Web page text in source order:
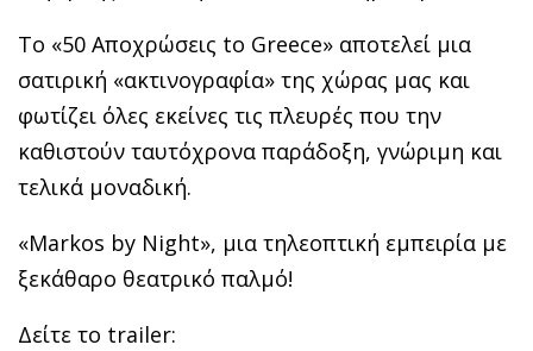
Το «50 Αποχρώσεις to Greece» αποτελεί μια
σατιρική «ακτινογραφία» της χώρας μας και
φωτίζει όλες εκείνες τις πλευρές που την
καθιστούν ταυτόχρονα παράδοξη, γνώριμη και
τελικά μοναδική.
«Markos by Night», μια τηλεοπτική εμπειρία με
ξεκάθαρο θεατρικό παλμό!
Δείτε το trailer: